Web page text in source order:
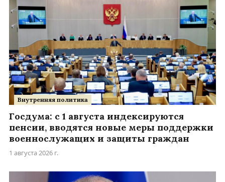
Внутренняя политика
Госдума: с 1 августа индексируются
пенсии, вводятся новые меры поддержки
военнослужащих и защиты граждан
1 августа 2026 г.